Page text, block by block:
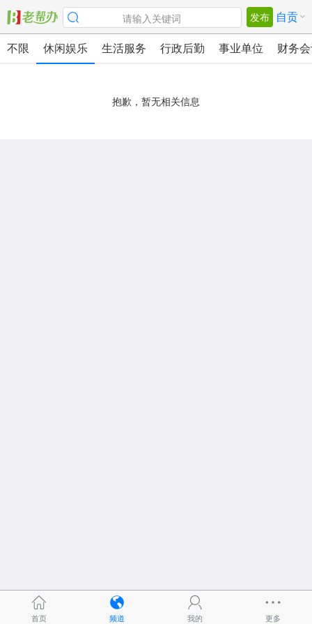
请输入关键词 发布 自贡
不限 休闲娱乐 生活服务 行政后勤 事业单位
财务
抱歉，暂无相关信息
首页 频道 我的 更多